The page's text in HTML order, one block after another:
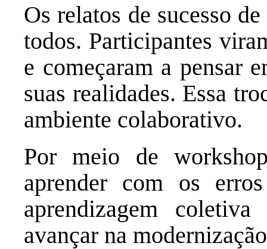
Os relatos de sucesso
todos. Participantes
e começaram a pensar
suas realidades. Essa
ambiente colaborativo.
Por meio de
aprender com os
aprendizagem
avançar na